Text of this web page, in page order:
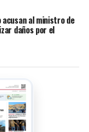
al ministro de
daños por el